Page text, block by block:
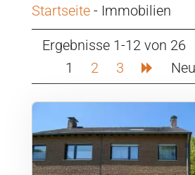
Startseite- Immobilien
Ergebnisse 1-12 von 26
1
2 3